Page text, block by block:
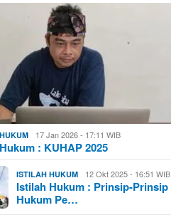
17 Jan 2026 - 17:11 WIB
: KUHAP 2025
ISTILAH HUKUM 12 Okt 2025 - 16:51 WIB
Istilah Hukum : Prinsip-Prinsip
Hukum Pe…